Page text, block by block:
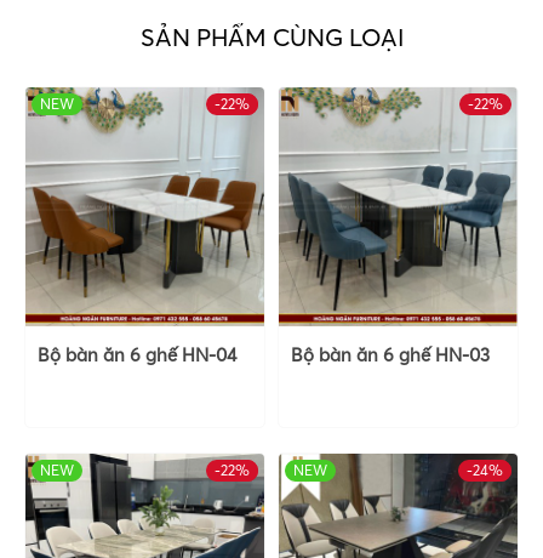
SẢN PHẨM CÙNG LOẠI
-22%
NEW HOT
Bộ bàn ăn 6 ghế HN-04
-22%
Bộ bàn ăn 6 ghế HN-03
-22%
NEW HOT -24%
NEW HOT